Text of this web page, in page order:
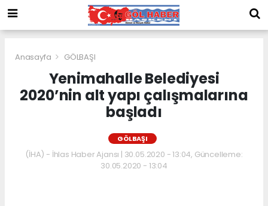
Anasayfa GÖLBAŞI
Yenimahalle Belediyesi
2020’nin alt yapı çalışmalarına
başladı
GÖLBAŞI
(İHA) - İhlas Haber Ajansı | 30.05.2020 - 13:04, Güncelleme:
30.05.2020 - 13:04